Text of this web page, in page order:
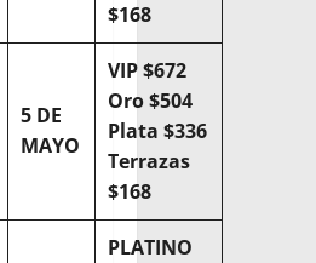
$168
5 DE
MAYO
VIP $672
Oro $504
Plata $336
Terrazas
$168
PLATINO